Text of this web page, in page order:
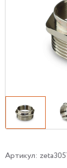
Артикул: